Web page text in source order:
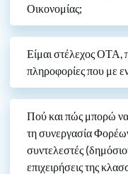
Οικονομίας;
Είμαι στέλεχος ΟΤΑ,
πληροφορίες που με
Πού και πώς μπορώ
τη συνεργασία
συντελεστές
επιχειρήσεις της